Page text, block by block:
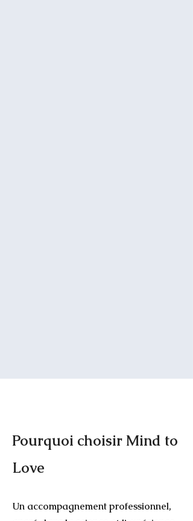
Pourquoi choisir Mind to
Love
Un accompagnement professionnel,